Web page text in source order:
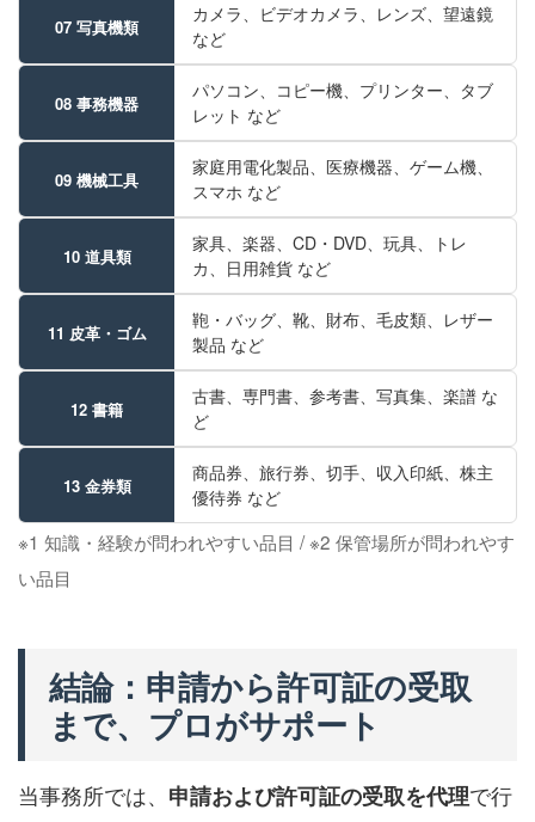
07 写真機類
カメラ、ビデオカメラ、レンズ、望遠鏡
など
08 事務機器
パソコン、コピー機、プリンター、タブ
レット など
09 機械工具
家庭用電化製品、医療機器、ゲーム機、
スマホ など
10 道具類
家具、楽器、CD・DVD、玩具、トレ
カ、日用雑貨 など
11 皮革・ゴム
鞄・バッグ、靴、財布、毛皮類、レザー
製品 など
12 書籍
古書、専門書、参考書、写真集、楽譜 な
ど
13 金券類
商品券、旅行券、切手、収入印紙、株主
優待券 など
※1 知識・経験が問われやすい品目 / ※2 保管場所が問われやす
い品目
結論：申請から許可証の受取
まで、プロがサポート
当事務所では、 申請および許可証の受取を代理で行